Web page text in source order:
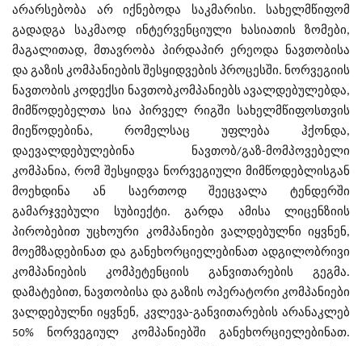
არარსებობა არ იქნებოდა საკმარისი. სახელმწიფომ
გადადგა საკმაოდ ინტერვენციული ხასიათის ზომები,
მაგალითად, მთავრობა პირდაპირ ერეოდა ნავთობისა
და გაზის კომპანიების შესყიდვების პროცესში. ნორვეგიის
ნავთობის კოდექსი ნავთობკომპანიებს ავალდებულებდა,
მიმწოდებელთა სია პირველ რიგში სახელმწიფოსთვის
მიეწოდებინა, რომელსაც უფლება ჰქონდა,
დაევალდებულებინა ნავთობ/გაზ-მომპოვებელი
კომპანია, რომ შესყიდვა ნორვეგიული მიმწოდებლისგან
მოეხდინა ან საერთოდ შეეცვალა ტენდერში
გამარჯვებული სუბიექტი. გარდა ამისა ლიცენზიის
პირობებით უცხოური კომპანიები ვალდებულნი იყვნენ,
მოემზადებინათ და განეხორციელებინათ ადგილობრივი
კომპანიების კომპეტენციის განვითარების გეგმა.
დამატებით, ნავთობისა და გაზის ოპერატორი კომპანიები
ვალდებულნი იყვნენ, კვლევა-განვითარების არანაკლებ
50% ნორვეგიულ კომპანიებში განეხორციელებინათ.